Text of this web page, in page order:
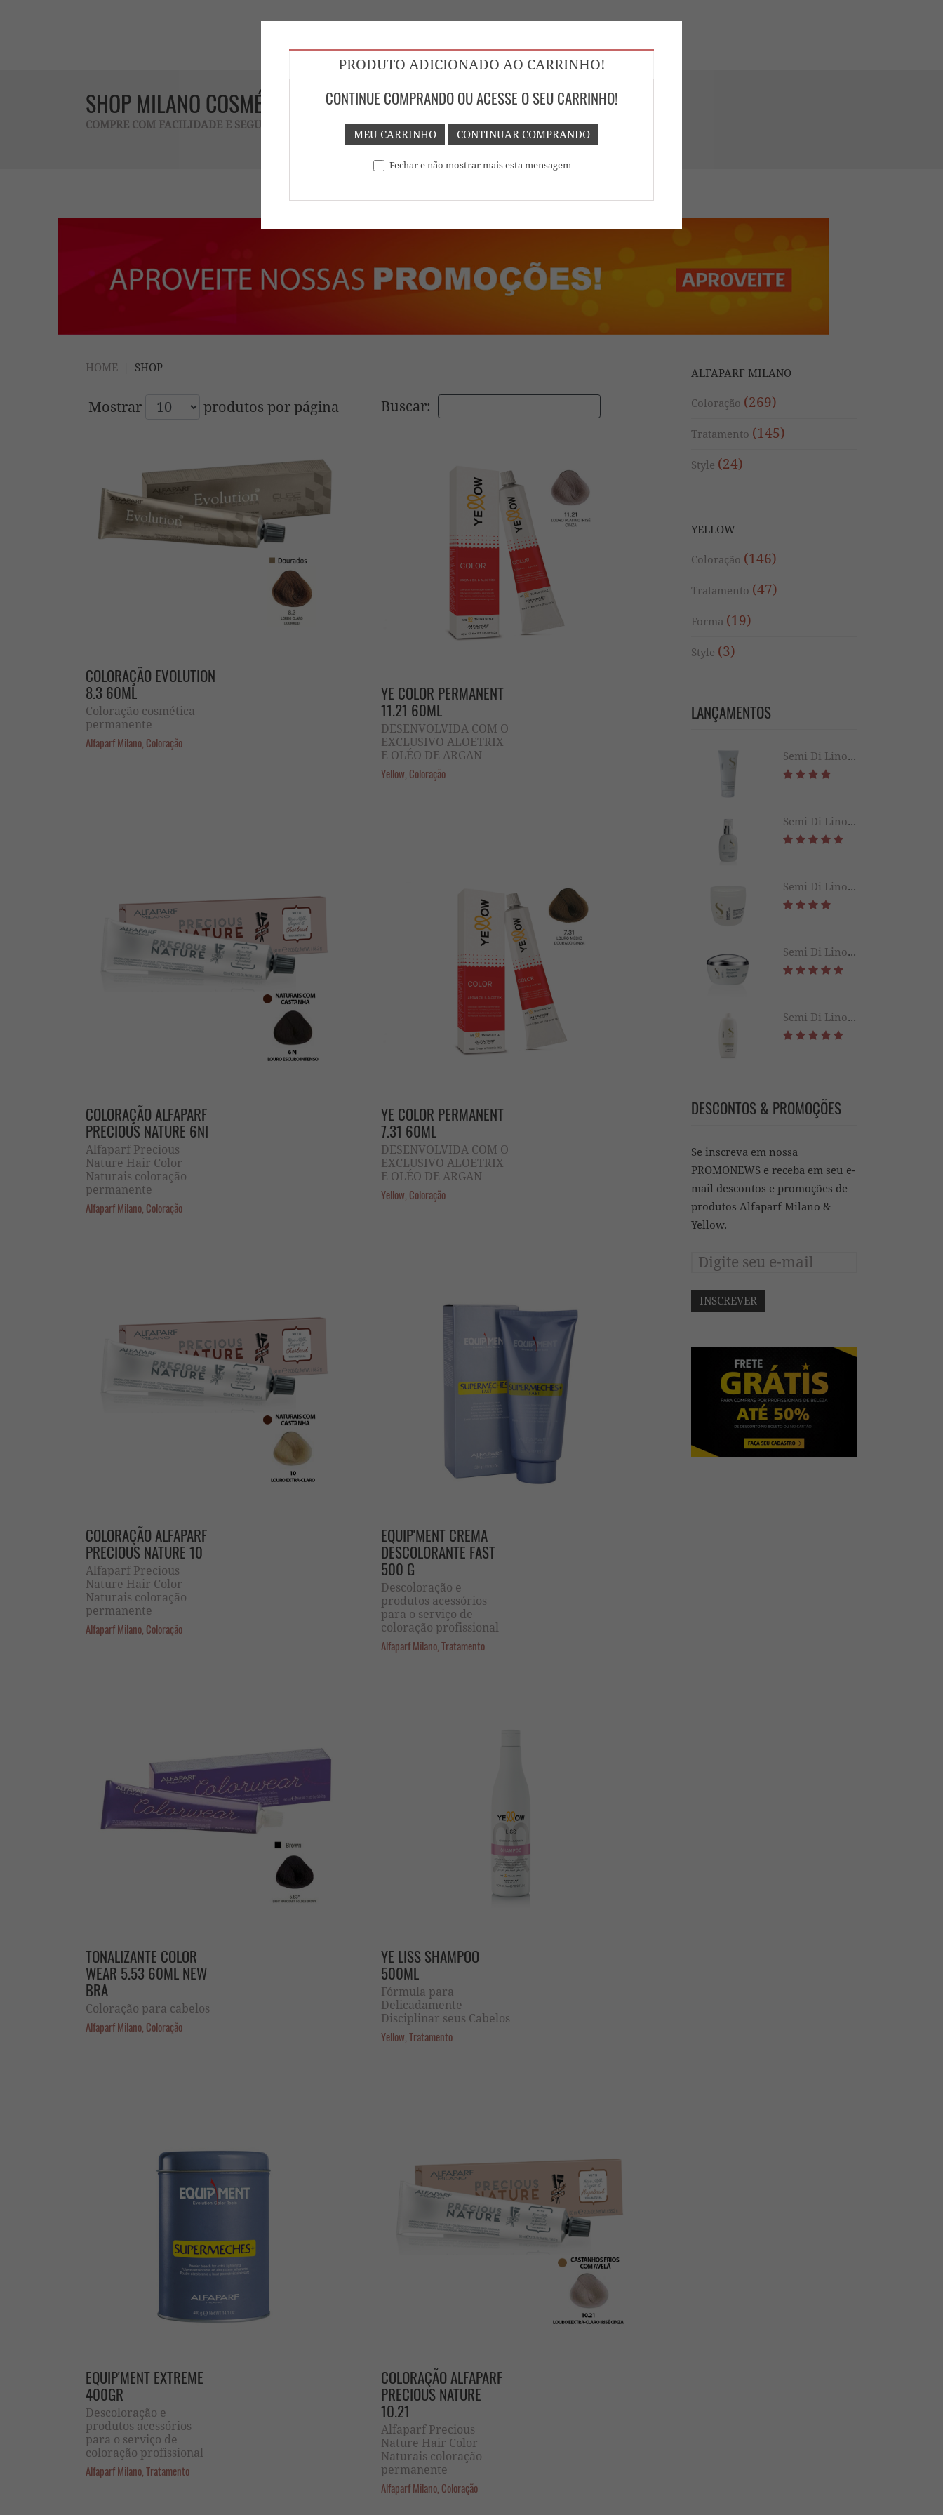
SHOP MILANO COSMÉTICOS GOIÁS
COMPRE COM FACILIDADE E SEGURANÇA !
HOME SHOP
Mostrar produtos por página Buscar:
COLORAÇÃO EVOLUTION
8.3 60ML
Coloração cosmética
permanente
Alfaparf Milano, Coloração
YE COLOR PERMANENT
11.21 60ML
DESENVOLVIDA COM O
EXCLUSIVO ALOETRIX
E OLÉO DE ARGAN
Yellow, Coloração
COLORAÇÃO ALFAPARF
PRECIOUS NATURE 6NI
Alfaparf Precious
Nature Hair Color
Naturais coloração
permanente
Alfaparf Milano, Coloração
YE COLOR PERMANENT
7.31 60ML
DESENVOLVIDA COM O
EXCLUSIVO ALOETRIX
E OLÉO DE ARGAN
Yellow, Coloração
COLORAÇÃO ALFAPARF
PRECIOUS NATURE 10
Alfaparf Precious
Nature Hair Color
Naturais coloração
permanente
Alfaparf Milano, Coloração
EQUIP'MENT CREMA
DESCOLORANTE FAST
500 G
Descoloração e
produtos acessórios
para o serviço de
coloração profissional
Alfaparf Milano, Tratamento
TONALIZANTE COLOR
WEAR 5.53 60ML NEW
BRA
Coloração para cabelos
Alfaparf Milano, Coloração
YE LISS SHAMPOO
500ML
Fórmula para
Delicadamente
Disciplinar seus Cabelos
Yellow, Tratamento
EQUIP'MENT EXTREME
400GR
Descoloração e
produtos acessórios
para o serviço de
coloração profissional
Alfaparf Milano, Tratamento
COLORAÇÃO ALFAPARF
PRECIOUS NATURE
10.21
Alfaparf Precious
Nature Hair Color
Naturais coloração
permanente
Alfaparf Milano, Coloração
ALFAPARF MILANO
Coloração (269)
Tratamento (145)
Style (24)
YELLOW
Coloração (146)
Tratamento (47)
Forma (19)
Style (3)
LANÇAMENTOS
Semi Di Lino Diamond Leave-in 200ml
Semi Di Lino Diamond Extraordinary All in 1 Fluid 125ML
Semi Di Lino Diamond Illuminating Mask 500ML
Semi Di Lino Diamond Illuminating Mask 200ML
Semi Di Lino Diamond Illuminating Conditioner 1000ML
DESCONTOS & PROMOÇÕES
Se inscreva em nossa
PROMONEWS e receba em seu e-
mail descontos e promoções de
produtos Alfaparf Milano &
Yellow.
INSCREVER
PRODUTO ADICIONADO AO CARRINHO!
CONTINUE COMPRANDO OU ACESSE O SEU CARRINHO!
MEU CARRINHO CONTINUAR COMPRANDO
Fechar e não mostrar mais esta mensagem